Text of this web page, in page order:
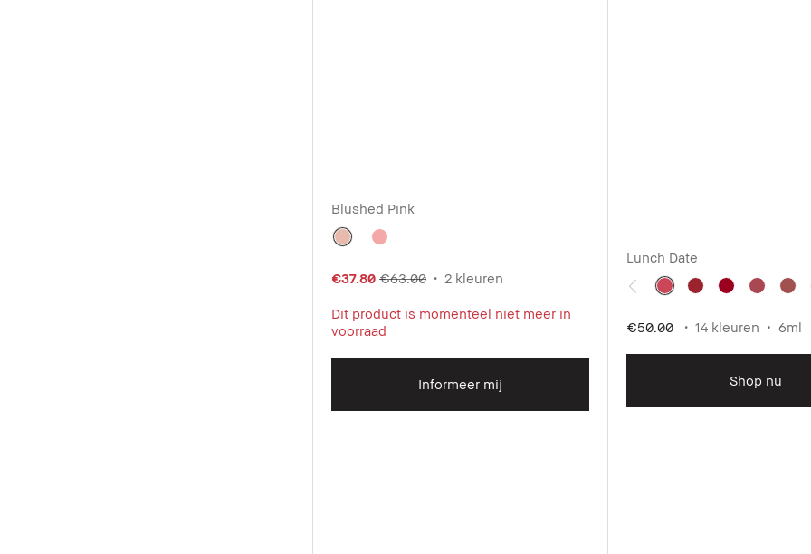
Blushed Pink
€37.80 €63.00 2 kleuren
Dit product is momenteel niet meer in
voorraad
Informeer mij
Lunch Date
€50.00 14 kleuren 6ml
Shop nu